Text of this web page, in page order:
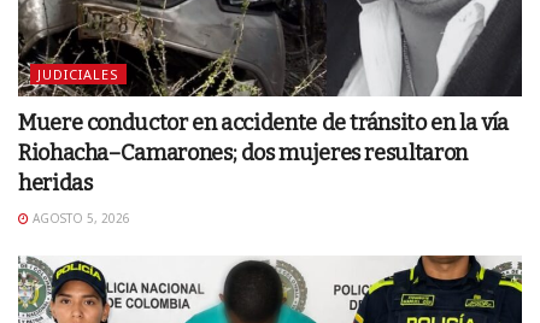
JUDICIALES
Muere conductor en accidente de tránsito en la vía
Riohacha–Camarones; dos mujeres resultaron
heridas
AGOSTO 5, 2026